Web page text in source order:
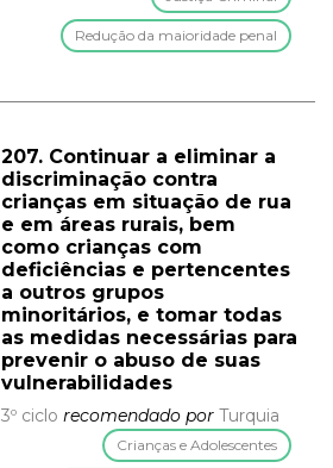
Redução da maioridade penal
207. Continuar a eliminar a
discriminação contra
crianças em situação de rua
e em áreas rurais, bem
como crianças com
deficiências e pertencentes
a outros grupos
minoritários, e tomar todas
as medidas necessárias para
prevenir o abuso de suas
vulnerabilidades
3º ciclo recomendado por Turquia
Crianças e Adolescentes